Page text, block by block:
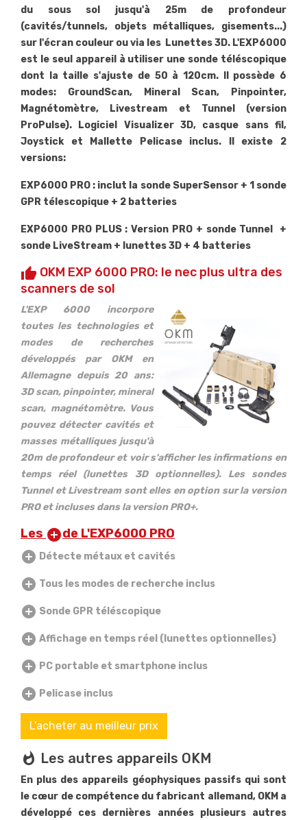
du sous sol jusqu'à 25m de profondeur
(cavités/tunnels, objets métalliques, gisements...)
sur l'écran couleur ou via les Lunettes 3D. L'EXP6000
est le seul appareil à utiliser une sonde téléscopique
dont la taille s'ajuste de 50 à 120cm. Il possède 6
modes: GroundScan, Mineral Scan, Pinpointer,
Magnétomètre, Livestream et Tunnel (version
ProPulse). Logiciel Visualizer 3D, casque sans fil,
Joystick et Mallette Pelicase inclus. Il existe 2
versions:
EXP6000 PRO : inclut la sonde SuperSensor + 1 sonde
GPR télescopique + 2 batteries
EXP6000 PRO PLUS : Version PRO + sonde Tunnel +
sonde LiveStream + lunettes 3D + 4 batteries
thumb_up OKM EXP 6000 PRO: le nec plus ultra des
scanners de sol
L'EXP 6000 incorpore
toutes les technologies et
modes de recherches
développés par OKM en
Allemagne depuis 20 ans:
3D scan, pinpointer, mineral
scan, magnétomètre. Vous
pouvez détecter cavités et
masses métalliques jusqu'à
20m de profondeur et voir s'afficher les infirmations en
temps réel (lunettes 3D optionnelles). Les sondes
Tunnel et Livestream sont elles en option sur la version
PRO et incluses dans la version PRO+.
Les add_circlede L'EXP6000 PRO
add_circle Détecte métaux et cavités
add_circle Tous les modes de recherche inclus
add_circle Sonde GPR téléscopique
add_circle Affichage en temps réel (lunettes optionnelles)
add_circle PC portable et smartphone inclus
add_circle Pelicase inclus
L'acheter au meilleur prix
whatshot Les autres appareils OKM
En plus des appareils géophysiques passifs qui sont
le cœur de compétence du fabricant allemand, OKM a
développé ces dernières années plusieurs autres